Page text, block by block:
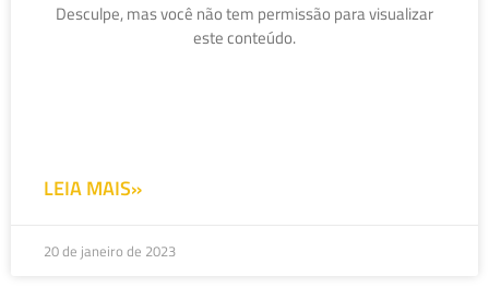
Desculpe, mas você não tem permissão para visualizar
este conteúdo.
LEIA MAIS»
20 de janeiro de 2023